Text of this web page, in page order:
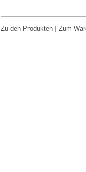
Zu den Produkten Zum